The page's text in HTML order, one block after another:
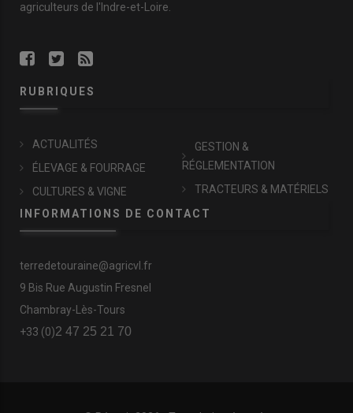
agriculteurs de l'Indre-et-Loire.
RUBRIQUES
ACTUALITÉS
ÉLEVAGE & FOURRAGE
CULTURES & VIGNE
GESTION &
RÉGLEMENTATION
TRACTEURS & MATÉRIELS
INFORMATIONS DE CONTACT
terredetouraine@agricvl.fr
9 Bis Rue Augustin Fresnel
Chambray-Lès-Tours
+33 (0)2 47 25 21 70